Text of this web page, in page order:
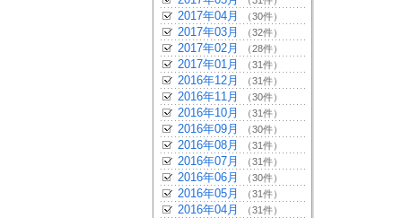
2017年04月 （30件）
2017年03月 （32件）
2017年02月 （28件）
2017年01月 （31件）
2016年12月 （31件）
2016年11月 （30件）
2016年10月 （31件）
2016年09月 （30件）
2016年08月 （31件）
2016年07月 （31件）
2016年06月 （30件）
2016年05月 （31件）
2016年04月 （31件）